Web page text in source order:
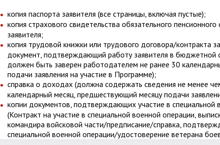
копия паспорта заявителя (все страницы, включая пустые);
копия страхового свидетельства обязательного
заявителя;
копия трудовой книжки или трудового договора/контракта
документ, подтверждающий работу заявителя в бюджетной
должен быть заверен работодателем не ранее 30
подачи заявления на участие в Программе);
справка о доходах (должна содержать сведения не менее
календарный месяц, предшествующий месяцу подачи
копии документов, подтверждающих участие в специальной
(Контракт на участие в специальной военной операции,
командира войсковой части/предписание/справка,
специальной военной операции/удостоверение ветерана